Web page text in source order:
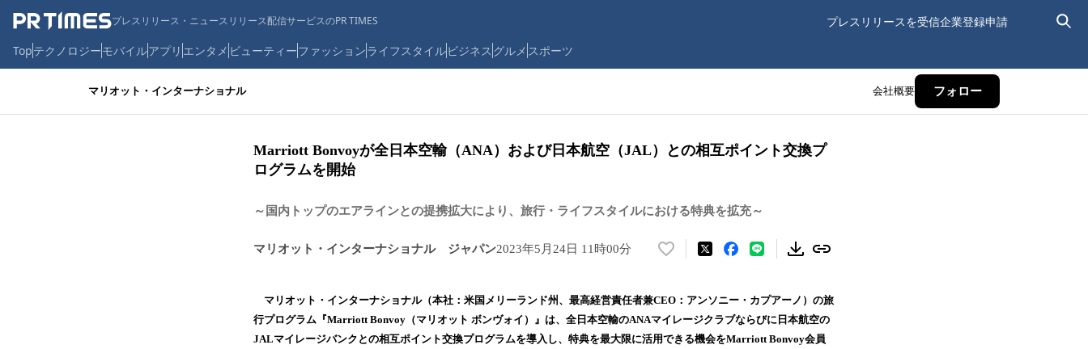
プレスリリース・ニュースリリース配信サービスのPR TIMES プレスリリースを受信企業登録申請
Topテクノロジーモバイルアプリ エンタメ ビューティーファッションライフスタイルビジネス グルメ スポーツ
マリオット・インターナショナル 会社概要 フォロー
Marriott Bonvoyが全日本空輸（ANA）および日本航空（JAL）との相互ポイント交換プ
ログラムを開始
～国内トップのエアラインとの提携拡大により、旅行・ライフスタイルにおける特典を拡充～
マリオット・インターナショナル ジャパン2023年5月24日 11時00分
い
！
数
を
マリオット・インターナショナル（本社：米国メリーランド州、最高経営責任者兼CEO：アンソニー・カプアーノ）の旅
行プログラム『Marriott Bonvoy（マリオット ボンヴォイ）』は、全日本空輸のANAマイレージクラブならびに日本航空の
JALマイレージバンクとの相互ポイント交換プログラムを導入し、特典を最大限に活用できる機会をMarriott Bonvoy会員